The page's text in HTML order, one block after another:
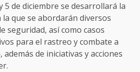
5 de diciembre se desarrollará la
que se abordarán diversos
seguridad, así como casos
para el rastreo y combate a
de iniciativas y acciones